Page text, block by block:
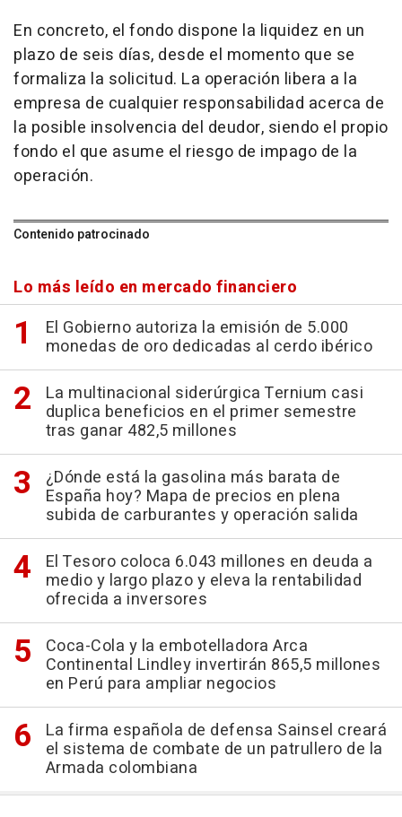
En concreto, el fondo dispone la liquidez en un
plazo de seis días, desde el momento que se
formaliza la solicitud. La operación libera a la
empresa de cualquier responsabilidad acerca de
la posible insolvencia del deudor, siendo el propio
fondo el que asume el riesgo de impago de la
operación.
Contenido patrocinado
Lo más leído en mercado financiero
El Gobierno autoriza la emisión de 5.000
monedas de oro dedicadas al cerdo ibérico
La multinacional siderúrgica Ternium casi
duplica beneficios en el primer semestre
tras ganar 482,5 millones
¿Dónde está la gasolina más barata de
España hoy? Mapa de precios en plena
subida de carburantes y operación salida
El Tesoro coloca 6.043 millones en deuda a
medio y largo plazo y eleva la rentabilidad
ofrecida a inversores
Coca-Cola y la embotelladora Arca
Continental Lindley invertirán 865,5 millones
en Perú para ampliar negocios
La firma española de defensa Sainsel creará
el sistema de combate de un patrullero de la
Armada colombiana